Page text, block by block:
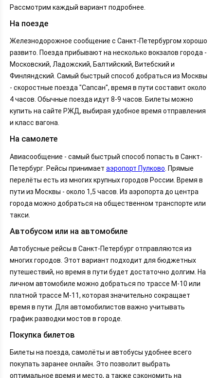
Рассмотрим каждый вариант подробнее.
На поезде
Железнодорожное сообщение с Санкт-Петербургом хорошо
развито. Поезда прибывают на несколько вокзалов города -
Московский, Ладожский, Балтийский, Витебский и
Финляндский. Самый быстрый способ добраться из Москвы
- скоростные поезда "Сапсан", время в пути составит около
4 часов. Обычные поезда идут 8-9 часов. Билеты можно
купить на сайте РЖД, выбирая удобное время отправления
и класс вагона.
На самолете
Авиасообщение - самый быстрый способ попасть в Санкт-
Петербург. Рейсы принимает аэропорт Пулково . Прямые
перелёты есть из многих крупных городов России. Время в
пути из Москвы - около 1,5 часов. Из аэропорта до центра
города можно добраться на общественном транспорте или
такси.
Автобусом или на автомобиле
Автобусные рейсы в Санкт-Петербург отправляются из
многих городов. Этот вариант подходит для бюджетных
путешествий, но время в пути будет достаточно долгим. На
личном автомобиле можно добраться по трассе М-10 или
платной трассе М-11, которая значительно сокращает
время в пути. Для автомобилистов важно учитывать
график разводки мостов в городе.
Покупка билетов
Билеты на поезда, самолёты и автобусы удобнее всего
покупать заранее онлайн. Это позволит выбрать
оптимальное время и место, а также сэкономить на